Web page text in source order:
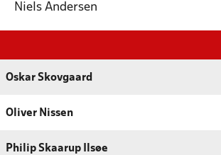
Niels Andersen
Oskar Skovgaard
Oliver Nissen
Philip Skaarup Ilsøe